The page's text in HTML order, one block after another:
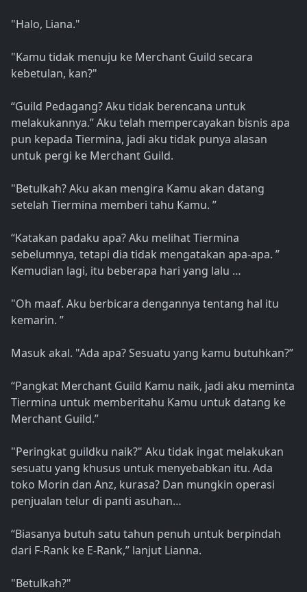
"Halo, Liana."
"Kamu tidak menuju ke Merchant Guild secara
kebetulan, kan?"
“Guild Pedagang? Aku tidak berencana untuk
melakukannya.” Aku telah mempercayakan bisnis apa
pun kepada Tiermina, jadi aku tidak punya alasan
untuk pergi ke Merchant Guild.
"Betulkah? Aku akan mengira Kamu akan datang
setelah Tiermina memberi tahu Kamu. ”
“Katakan padaku apa? Aku melihat Tiermina
sebelumnya, tetapi dia tidak mengatakan apa-apa. ”
Kemudian lagi, itu beberapa hari yang lalu …
"Oh maaf. Aku berbicara dengannya tentang hal itu
kemarin. ”
Masuk akal. "Ada apa? Sesuatu yang kamu butuhkan?”
“Pangkat Merchant Guild Kamu naik, jadi aku meminta
Tiermina untuk memberitahu Kamu untuk datang ke
Merchant Guild.”
"Peringkat guildku naik?" Aku tidak ingat melakukan
sesuatu yang khusus untuk menyebabkan itu. Ada
toko Morin dan Anz, kurasa? Dan mungkin operasi
penjualan telur di panti asuhan…
“Biasanya butuh satu tahun penuh untuk berpindah
dari F-Rank ke E-Rank,” lanjut Lianna.
"Betulkah?"